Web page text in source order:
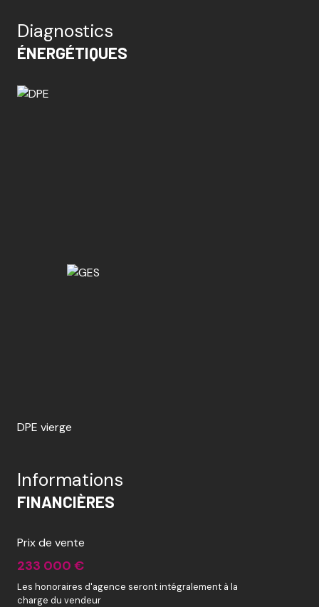
Diagnostics
ÉNERGÉTIQUES
DPE vierge
Informations
FINANCIÈRES
Prix de vente
233 000 €
Les honoraires d'agence seront intégralement à la
charge du vendeur